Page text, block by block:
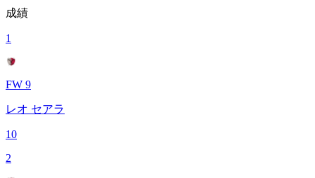
成績
1
FW 9
レオ セアラ
10
2